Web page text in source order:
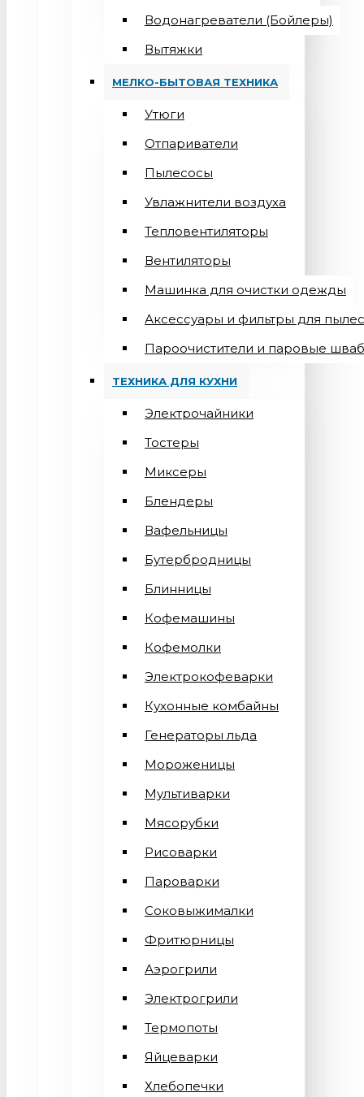
Водонагреватели (Бойлеры)
Вытяжки
МЕЛКО-БЫТОВАЯ ТЕХНИКА
Утюги
Отпариватели
Пылесосы
Увлажнители воздуха
Тепловентиляторы
Вентиляторы
Машинка для очистки одежды
Аксессуары и фильтры для
Пароочистители и паровые
ТЕХНИКА ДЛЯ КУХНИ
Электрочайники
Тостеры
Миксеры
Блендеры
Вафельницы
Бутербродницы
Блинницы
Кофемашины
Кофемолки
Электрокофеварки
Кухонные комбайны
Генераторы льда
Мороженицы
Мультиварки
Мясорубки
Рисоварки
Пароварки
Соковыжималки
Фритюрницы
Аэрогрили
Электрогрили
Термопоты
Яйцеварки
Хлебопечки